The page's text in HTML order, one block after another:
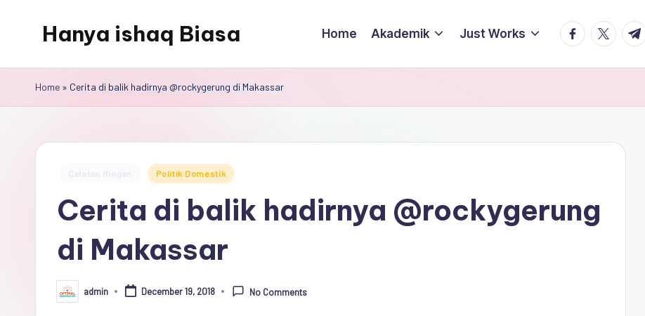
Hanya ishaq Biasa
Rahman,
Dosen
Peneliti
Center
Conflict,
and
Home Akademik Just Works facebook.com
Home » Cerita di balik hadirnya @rockygerung di Makassar
Politik Domestik
Cerita di balik hadirnya @rockygerung
di Makassar
Posted
by
admin December 19, 2018 No Comments